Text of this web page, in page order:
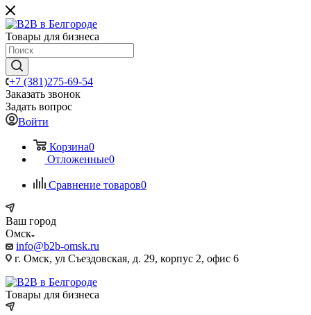
Товары для бизнеса
+7 (381)275-69-54
Заказать звонок
Задать вопрос
Войти
Корзина0
Отложенные0
Сравнение товаров0
Ваш город
Омск
info@b2b-omsk.ru
г. Омск, ул Съездовская, д. 29, корпус 2, офис 6
Товары для бизнеса